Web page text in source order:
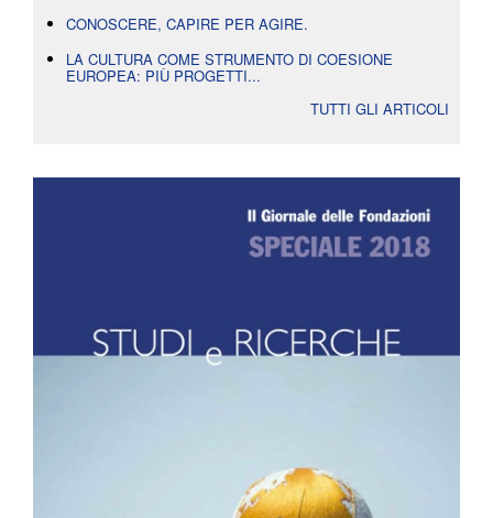
CONOSCERE, CAPIRE PER AGIRE.
LA CULTURA COME STRUMENTO DI COESIONE
EUROPEA: PIÙ PROGETTI...
TUTTI GLI ARTICOLI